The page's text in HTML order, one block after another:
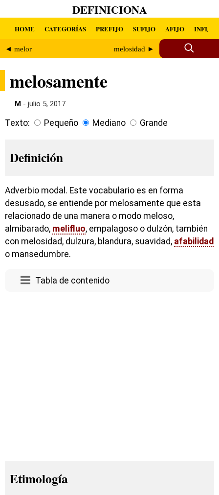
DEFINICIONA
HOME CATEGORÍAS PREFIJO SUFIJO AFIJO INFIJO
◄ melor melosidad ►
melosamente
M - julio 5, 2017
Texto: Pequeño Mediano Grande
Definición
Adverbio modal. Este vocabulario es en forma
desusado, se entiende por melosamente que esta
relacionado de una manera o modo meloso,
almibarado, melifluo, empalagoso o dulzón, también
con melosidad, dulzura, blandura, suavidad, afabilidad
o mansedumbre.
Tabla de contenido
Etimología